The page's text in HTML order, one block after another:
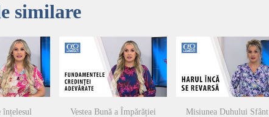
similare
înțelesul
Vestea Bună a Împărăției
Misiunea Duhului Sfânt |